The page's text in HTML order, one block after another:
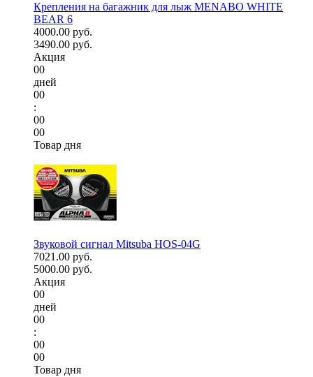
Крепления на багажник для лыж MENABO WHITE
BEAR 6
4000.00 руб.
3490.00 руб.
Акция
00
дней
00
:
00
00
Товар дня
Звуковой сигнал Mitsuba HOS-04G
7021.00 руб.
5000.00 руб.
Акция
00
дней
00
:
00
00
Товар дня